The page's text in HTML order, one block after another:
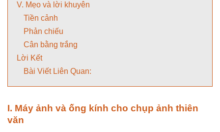
V. Mẹo và lời khuyên
Tiền cảnh
Phản chiếu
Cân bằng trắng
Lời Kết
Bài Viết Liên Quan:
I. Máy ảnh và ống kính cho chụp ảnh thiên
văn